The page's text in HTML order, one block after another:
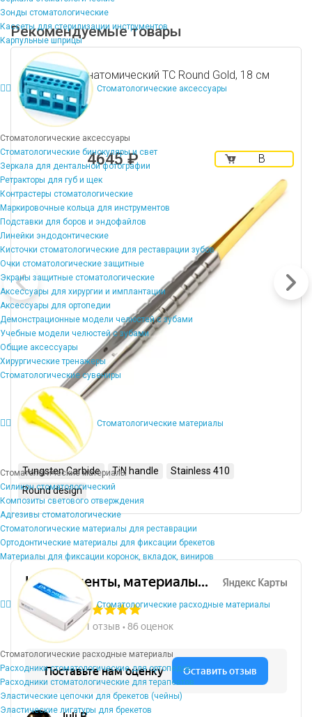
Зонды стоматологические
Кассеты для стерилизации инструментов
Карпульные шприцы
Стоматологические аксессуары
Стоматологические аксессуары
Стоматологические бинокуляры и свет
Зеркала для дентальной фотографии
Ретракторы для губ и щек
Контрастеры стоматологические
Маркировочные кольца для инструментов
Подставки для боров и эндофайлов
Линейки эндодонтические
Кисточки стоматологические для реставрации зубов
Очки стоматологические защитные
Экраны защитные стоматологические
Аксессуары для хирургии и имплантации
Аксессуары для ортопедии
Демонстрационные модели челюстей с зубами
Учебные модели челюстей с зубами
Общие аксессуары
Хирургические тренажеры
Стоматологические сувениры
Стоматологические материалы
Стоматологические материалы
Силикон стоматологический
Композиты светового отверждения
Адгезивы стоматологические
Стоматологические материалы для реставрации
Ортодонтические материалы для фиксации брекетов
Материалы для фиксации коронок, вкладок, виниров
Стоматологические расходные материалы
Стоматологические расходные материалы
Расходники стоматологические для ортопедов
Расходники стоматологические для терапевтов
Эластические цепочки для брекетов (чейны)
Эластические лигатуры для брекетов
Рекомендуемые товары
Пинцет анатомический TC Round Gold, 18 см
4645 ₽
В
Tungsten Carbide TiN handle
Stainless 410
Round design